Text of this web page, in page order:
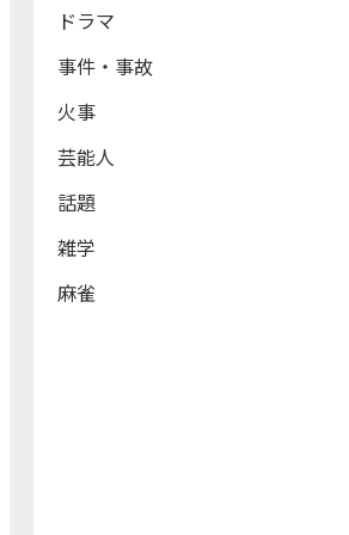
ドラマ
事件・事故
火事
芸能人
話題
雑学
麻雀